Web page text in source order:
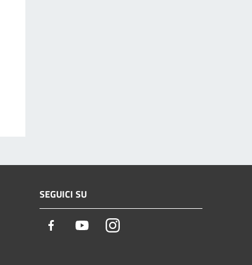
SEGUICI SU
Facebook YoutubeInstagram